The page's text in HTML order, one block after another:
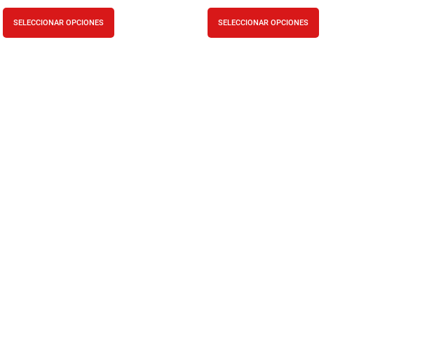
SELECCIONAR OPCIONES SELECCIONAR OPCIONES